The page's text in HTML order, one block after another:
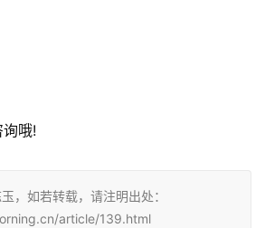
哦!
，如若转载，请注明出处：
article/139.html